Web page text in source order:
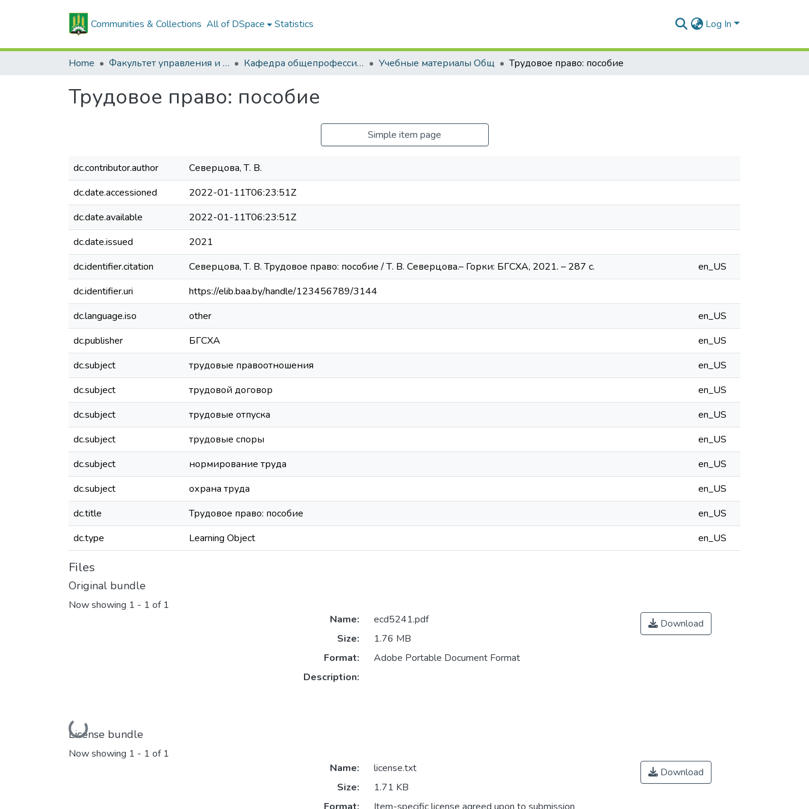
Communities & Collections All of DSpace Statistics Log In
Home Факультет управления и социальных коммуникаций Кафедра общепрофессиональных и специальных юридических дисциплин Учебные материалы Общ Трудовое право: пособие
Трудовое право: пособие
Simple item page
dc.contributor.author
Северцова, Т. В.
dc.date.accessioned
2022-01-11T06:23:51Z
dc.date.available
2022-01-11T06:23:51Z
dc.date.issued
2021
dc.identifier.citation
Северцова, Т. В. Трудовое право: пособие / Т. В. Северцова.– Горки: БГСХА, 2021. – 287 с.
en_US
dc.identifier.uri
https://elib.baa.by/handle/123456789/3144
dc.language.iso
other
en_US
dc.publisher
БГСХА
en_US
dc.subject
трудовые правоотношения
en_US
dc.subject
трудовой договор
en_US
dc.subject
трудовые отпуска
en_US
dc.subject
трудовые споры
en_US
dc.subject
нормирование труда
en_US
dc.subject
охрана труда
en_US
dc.title
Трудовое право: пособие
en_US
dc.type
Learning Object en_US
Files
Original bundle
Now showing 1 - 1 of 1
Loading...
Name:
ecd5241.pdf
Size:
1.76 MB
Format:
Adobe Portable Document Format
Description:
Download
License bundle
Now showing 1 - 1 of 1
Name:
license.txt
Size:
1.71 KB
Download